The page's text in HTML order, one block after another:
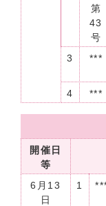
第
43
号
3 ***
4 ***
開催日
等
6月13
日
1